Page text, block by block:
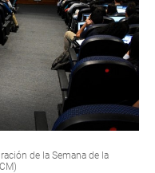
de la Semana de la